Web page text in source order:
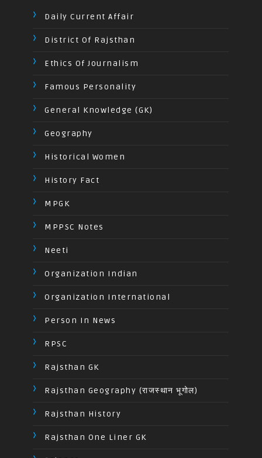
Daily Current Affair
District Of Rajsthan
Ethics Of Journalism
Famous Personality
General Knowledge (GK)
Geography
Historical Women
History Fact
MPGK
MPPSC Notes
Neeti
Organization Indian
Organization International
Person In News
RPSC
Rajsthan GK
Rajsthan Geography (राजस्थान भूगोल)
Rajsthan History
Rajsthan One Liner GK